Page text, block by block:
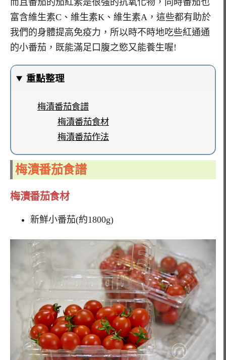
而且番茄的茄紅素是很強的抗氧化物，同時番茄也
富含維生素C、維生素K、維生素A，這些都有助於
我們的身體提高免疫力，所以時不時地吃些紅通通
的小番茄，既能滿足口腹之慾又能養生喔!
重點整理
梅漬番茄食譜
梅漬番茄食材
梅漬番茄作法
梅漬番茄食譜
梅漬番茄食材
新鮮小番茄(約1800g)